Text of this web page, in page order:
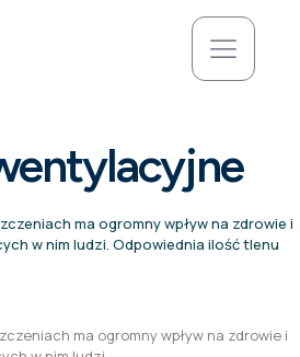
ma ogromny wpływ na zdrowie i
w nim ludzi. Odpowiednia ilość tlenu
ma ogromny wpływ na zdrowie i